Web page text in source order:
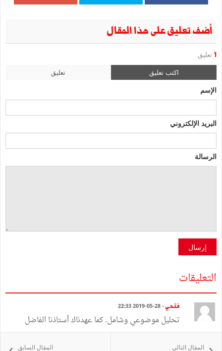
أضف تعليق على هذا المقال
1 تعليق
اكتب تعليق تعليق
الإسم
البريد الإلكتروني
الرسالة
إرسال
التعليقات
فتحي- 28-05-2019 22:33
تحليل موضوعي وشامل. كما عهدناك أستاذنا الفاضل
المقال السابق المقال التالي